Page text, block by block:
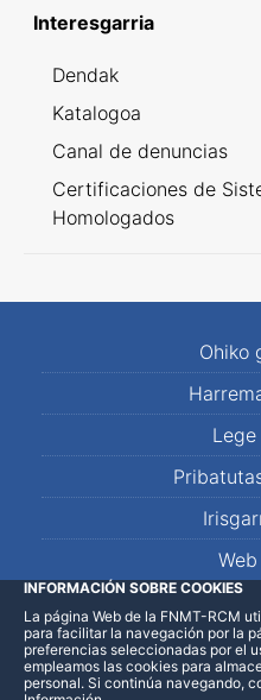
Interesgarria
Dendak
Katalogoa
Canal de denuncias
Certificaciones de
Homologados
Ohiko
LinkedInFacebook
INFORMACIÓN SOBRE COOKIES
La página Web de la FNMT-RCM
para facilitar la navegación por la
preferencias seleccionadas por el
empleamos las cookies para
personal. Si continúa navegando,